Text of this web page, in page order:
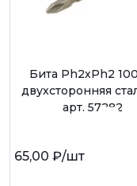
Бита Ph2хPh2
двухсторонняя
арт. 57282
65,00 ₽/шт